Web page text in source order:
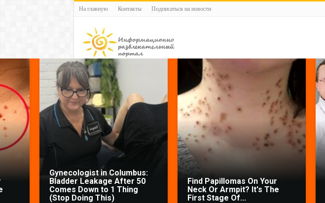
На главную Контакты Подписаться на новости
Gynecologist in Columbus:
Bladder Leakage After 50
Comes Down to 1 Thing
(Stop Doing This)
Find Papillomas On Your
Neck Or Armpit? It's The
First Stage Of...